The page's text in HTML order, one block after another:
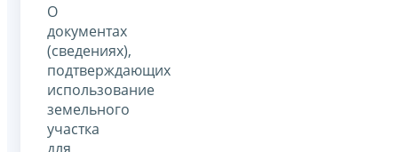
О
документах
(сведениях),
подтверждающих
использование
земельного
участка
для